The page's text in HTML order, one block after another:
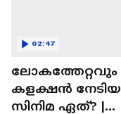
ലോകത്തേറ്റവും
കളക്ഷൻ നേടിയ
സിനിമ ഏത്? |
02:47